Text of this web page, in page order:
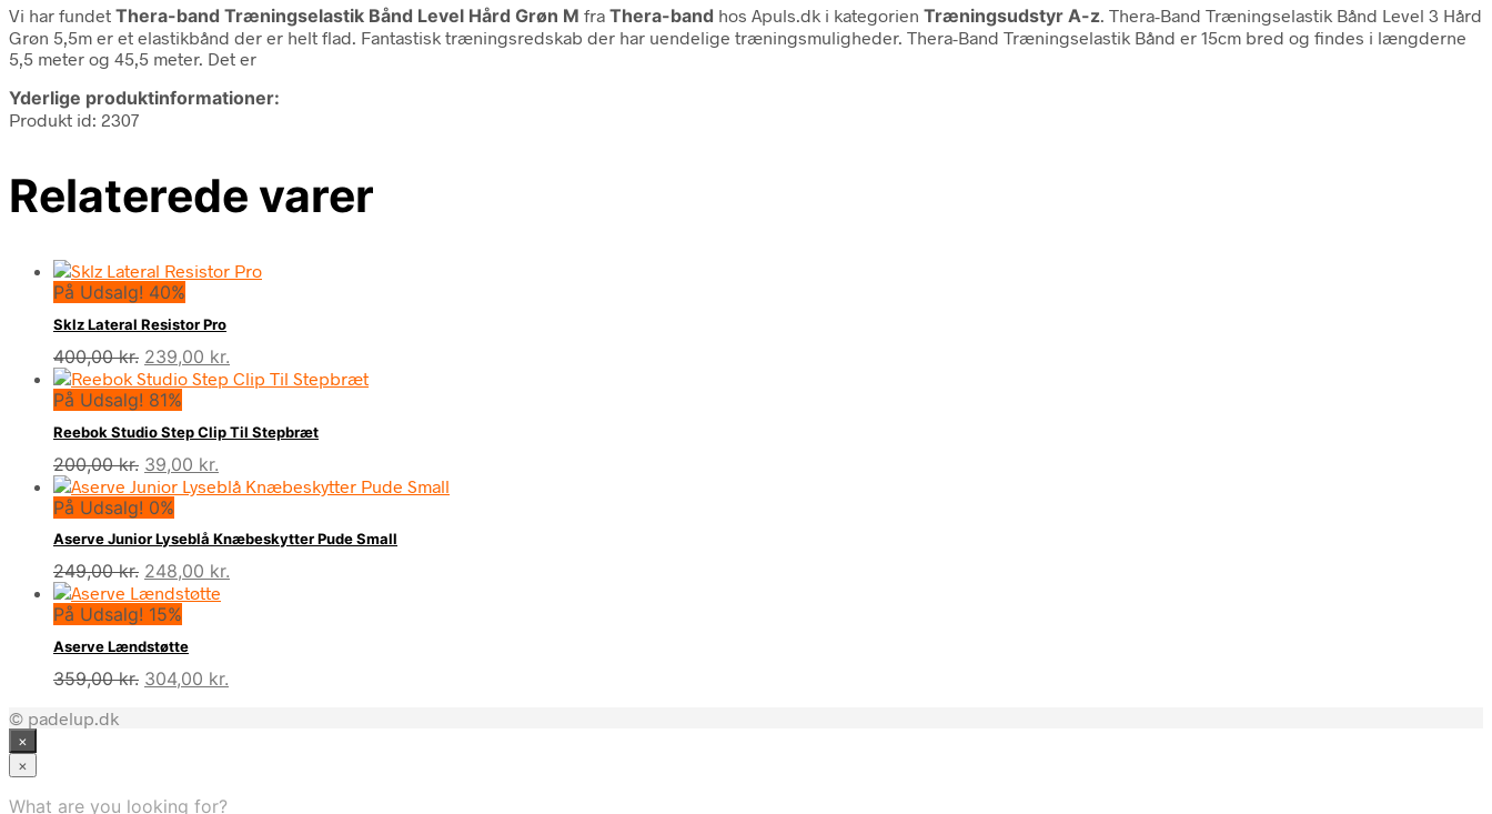
Vi har fundet Thera-band Træningselastik Bånd Level Hård Grøn M fra Thera-band hos Apuls.dk i kategorien Træningsudstyr A-z . Thera-Band Træningselastik Bånd Level 3 Hård
Grøn 5,5m er et elastikbånd der er helt flad. Fantastisk træningsredskab der har uendelige træningsmuligheder. Thera-Band Træningselastik Bånd er 15cm bred og findes i længderne
5,5 meter og 45,5 meter. Det er
Yderlige produktinformationer:
Produkt id: 2307
Relaterede varer
På Udsalg! 40%
Sklz Lateral Resistor Pro
400,00kr. Den
oprindelige
pris
var:
400,00 kr..
239,00 kr.
aktuelle
er:
239,00 kr..
På Udsalg! 81%
Reebok Studio Step Clip Til Stepbræt
200,00kr. Den
oprindelige
pris
var:
200,00 kr..
39,00 kr.
aktuelle
er:
39,00 kr..
På Udsalg! 0%
Aserve Junior Lyseblå Knæbeskytter Pude Small
249,00kr. Den
oprindelige
pris
var:
249,00 kr..
248,00 kr.
På Udsalg! 15%
Aserve Lændstøtte
359,00kr. Den
304,00 kr.
© padelup.dk
×
×
What are you looking for?